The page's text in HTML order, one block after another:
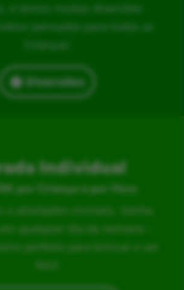
e temos muitas diversões
pensadas para todas as
Crianças!
Diversões
Individual
por Criança e por Hora
a atividades incríveis. Venha
qualquer dia da semana –
perfeito para brincar e ser